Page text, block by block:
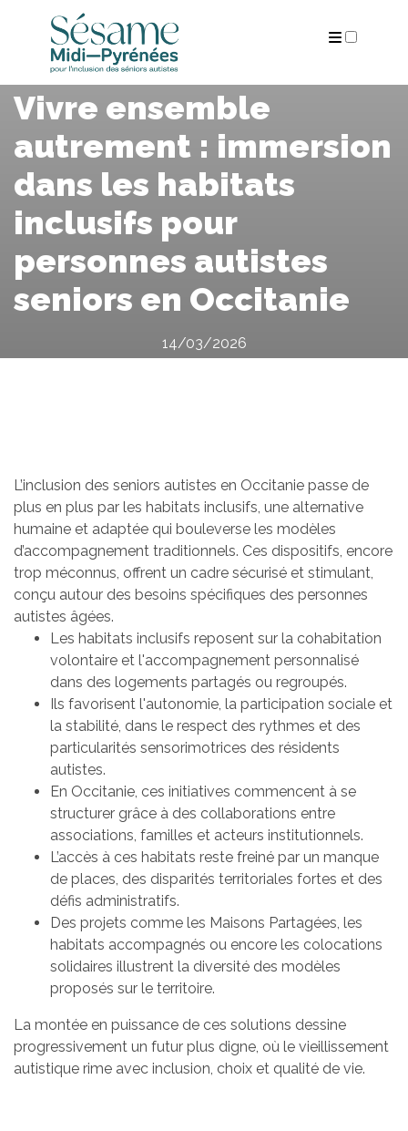
ARCHIVES
Vivre ensemble
autrement : immersion
dans les habitats
inclusifs pour
personnes autistes
seniors en Occitanie
14/03/2026
L’inclusion des seniors autistes en Occitanie passe de
plus en plus par les habitats inclusifs, une alternative
humaine et adaptée qui bouleverse les modèles
d’accompagnement traditionnels. Ces dispositifs, encore
trop méconnus, offrent un cadre sécurisé et stimulant,
conçu autour des besoins spécifiques des personnes
autistes âgées.
Les habitats inclusifs reposent sur la cohabitation
volontaire et l'accompagnement personnalisé
dans des logements partagés ou regroupés.
Ils favorisent l'autonomie, la participation sociale et
la stabilité, dans le respect des rythmes et des
particularités sensorimotrices des résidents
autistes.
En Occitanie, ces initiatives commencent à se
structurer grâce à des collaborations entre
associations, familles et acteurs institutionnels.
L’accès à ces habitats reste freiné par un manque
de places, des disparités territoriales fortes et des
défis administratifs.
Des projets comme les Maisons Partagées, les
habitats accompagnés ou encore les colocations
solidaires illustrent la diversité des modèles
proposés sur le territoire.
La montée en puissance de ces solutions dessine
progressivement un futur plus digne, où le vieillissement
autistique rime avec inclusion, choix et qualité de vie.